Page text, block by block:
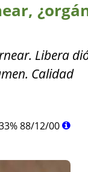
Libera
Calidad
88/12/00